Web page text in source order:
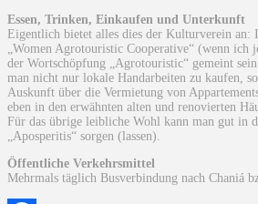
Essen, Trinken, Einkaufen und Unterkunft
Eigentlich bietet alles dies der Kulturverein an:
„Women Agrotouristic Cooperative“ (wenn ich
der Wortschöpfung „Agrotouristic“ gemeint
man nicht nur lokale Handarbeiten zu kaufen,
Auskunft über die Vermietung von
eben in den erwähnten alten und renovierten
Für das übrige leibliche Wohl kann man gut in
„Aposperitis“ sorgen (lassen).
Öffentliche Verkehrsmittel
Mehrmals täglich Busverbindung nach Chaniá